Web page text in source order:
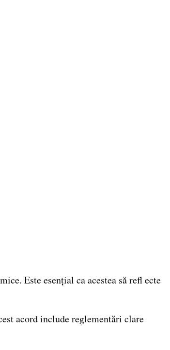
Este esențial ca acestea să refl ecte
acord include reglementări clare